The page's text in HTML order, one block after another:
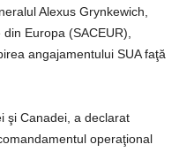
Alexus Grynkewich,
Europa (SACEUR),
angajamentului SUA faţă
şi Canadei, a declarat
operaţional